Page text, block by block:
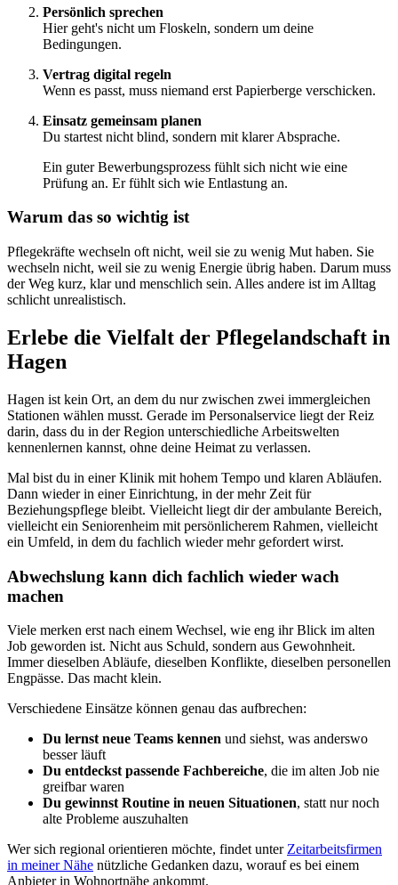
Persönlich sprechen
Hier geht's nicht um Floskeln, sondern um deine
Bedingungen.
Vertrag digital regeln
Wenn es passt, muss niemand erst Papierberge verschicken.
Einsatz gemeinsam planen
Du startest nicht blind, sondern mit klarer Absprache.
Ein guter Bewerbungsprozess fühlt sich nicht wie eine
Prüfung an. Er fühlt sich wie Entlastung an.
Warum das so wichtig ist
Pflegekräfte wechseln oft nicht, weil sie zu wenig Mut haben. Sie
wechseln nicht, weil sie zu wenig Energie übrig haben. Darum muss
der Weg kurz, klar und menschlich sein. Alles andere ist im Alltag
schlicht unrealistisch.
Erlebe die Vielfalt der Pflegelandschaft in
Hagen
Hagen ist kein Ort, an dem du nur zwischen zwei immergleichen
Stationen wählen musst. Gerade im Personalservice liegt der Reiz
darin, dass du in der Region unterschiedliche Arbeitswelten
kennenlernen kannst, ohne deine Heimat zu verlassen.
Mal bist du in einer Klinik mit hohem Tempo und klaren Abläufen.
Dann wieder in einer Einrichtung, in der mehr Zeit für
Beziehungspflege bleibt. Vielleicht liegt dir der ambulante Bereich,
vielleicht ein Seniorenheim mit persönlicherem Rahmen, vielleicht
ein Umfeld, in dem du fachlich wieder mehr gefordert wirst.
Abwechslung kann dich fachlich wieder wach
machen
Viele merken erst nach einem Wechsel, wie eng ihr Blick im alten
Job geworden ist. Nicht aus Schuld, sondern aus Gewohnheit.
Immer dieselben Abläufe, dieselben Konflikte, dieselben personellen
Engpässe. Das macht klein.
Verschiedene Einsätze können genau das aufbrechen:
Du lernst neue Teams kennen und siehst, was anderswo
besser läuft
Du entdeckst passende Fachbereiche, die im alten Job nie
greifbar waren
Du gewinnst Routine in neuen Situationen, statt nur noch
alte Probleme auszuhalten
Wer sich regional orientieren möchte, findet unterZeitarbeitsfirmen
in meiner Nähe nützliche Gedanken dazu, worauf es bei einem
Anbieter in Wohnortnähe ankommt.